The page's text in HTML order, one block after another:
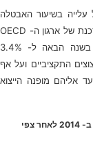
בשיעור האבטלה
ל-6.9% לעומת 6.5% בחודש מרץ. על פי התחזית המעודכנת של ארגון ה- OECD
כלכלת ישראל צפויה לצמוח השנה בכ- 3.9% ולהאט בשנה הבאה ל- 3.4%
התקציביים ועל אף
אליהם מופנה הייצוא
) קצב הצמיחה צפוי לרדת ב- 2014 לאחר צפי